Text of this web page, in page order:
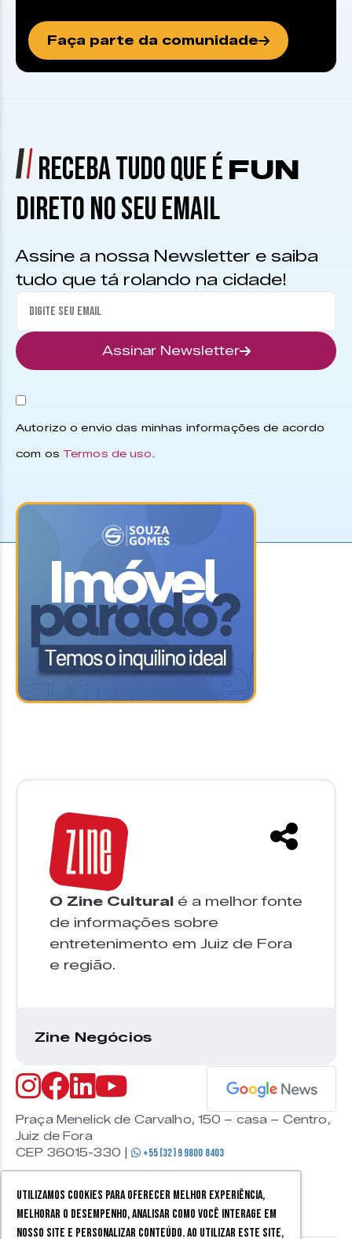
Utilizamos cookies para oferecer melhor experiência,
melhorar o desempenho, analisar como você interage em
nosso site e personalizar conteúdo. Ao utilizar este site,
Faça parte da comunidade
RECEBA TUDO QUE É FUN
DIRETO NO SEU EMAIL
Assine a nossa Newsletter e saiba
tudo que tá rolando na cidade!
Assinar Newsletter
Autorizo o envio das minhas informações de acordo
com os Termos de uso.
O Zine Cultural é a melhor fonte
de informações sobre
entretenimento em Juiz de Fora
e região.
Zine Negócios
Praça Menelick de Carvalho, 150 – casa – Centro,
Juiz de Fora
CEP 36015-330 |
+55 (32) 9 9800 8403